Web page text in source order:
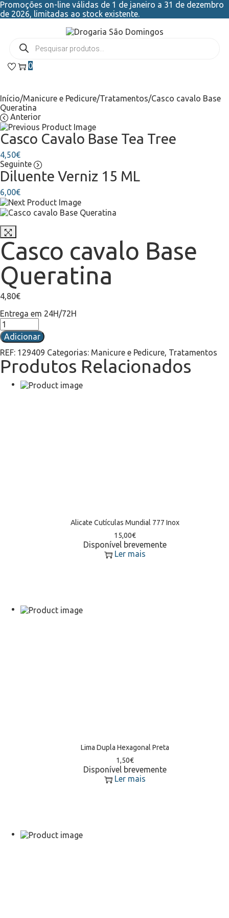
Promoções on-line válidas de 1 de janeiro a 31 de dezembro
de 2026, limitadas ao stock existente.
0
Início/Manicure e Pedicure/Tratamentos/Casco cavalo Base
Queratina
Anterior
Casco Cavalo Base Tea Tree
4,50€
Seguinte
Diluente Verniz 15 ML
6,00€
Casco cavalo Base
Queratina
4,80€
Entrega em 24H/72H
Adicionar
REF: 129409 Categorias: Manicure e Pedicure, Tratamentos
Produtos Relacionados
Alicate Cutículas Mundial 777 Inox
15,00€
Disponível brevemente
Ler mais
Lima Dupla Hexagonal Preta
1,50€
Disponível brevemente
Ler mais